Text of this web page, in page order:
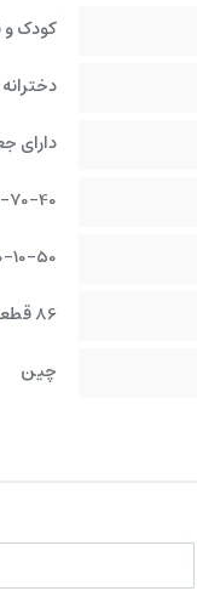
کودک و
دخترانه
دارای
75-70-
70-10-50
86 قطعه
چین